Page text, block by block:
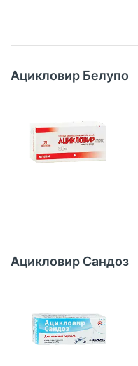
Ацикловир Белупо
Ацикловир Сандоз